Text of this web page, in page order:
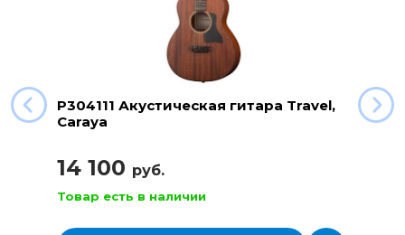
P304111 Акустическая гитара Travel,
Caraya
14 100 руб.
Товар есть в наличии